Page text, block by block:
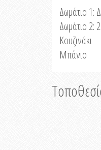
Δωμάτιο 1:
Δωμάτιο 2:
Κουζινάκι
Μπάνιο